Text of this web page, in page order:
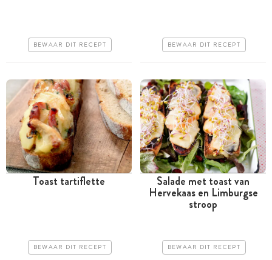
Erg makkelijk
BEWAAR DIT RECEPT Erg makkelijk
BEWAAR DIT RECEPT
Toast tartiflette
BEWAAR DIT RECEPT
Tussen 30 minuten en 1
Salade met toast van
Hervekaas en Limburgse
stroop
BEWAAR DIT RECEPT